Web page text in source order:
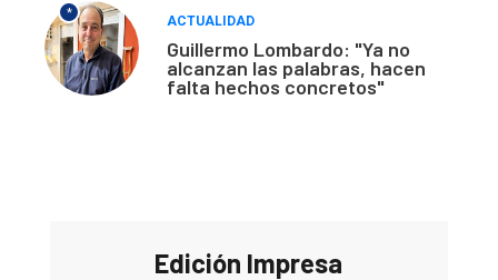
*
ACTUALIDAD
Guillermo Lombardo: "Ya no
alcanzan las palabras, hacen
falta hechos concretos"
Edición Impresa